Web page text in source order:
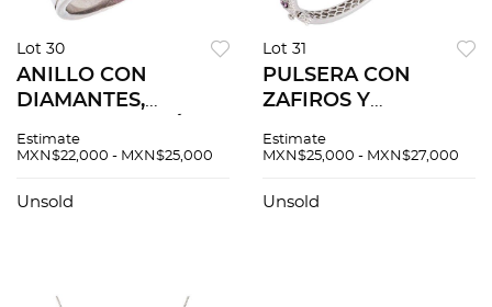
Lot 30
ANILLO CON
DIAMANTES,
EN ORO BLANCO DE
corte brillante ~0.47
Estimate
MXN$22,000 - MXN$25,000
Unsold
Lot 31
PULSERA CON
ZAFIROS Y
BLANCO DE 18K.
redondo ~0.90 ct y
Estimate
MXN$25,000 - MXN$27,000
Unsold